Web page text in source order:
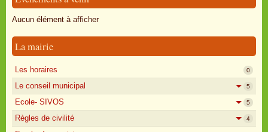
Oisly autrefois
Annonces
Aucun élément à afficher
La mairie
Les horaires 0
Le conseil municipal 5
Ecole- SIVOS 5
Règles de civilité 4